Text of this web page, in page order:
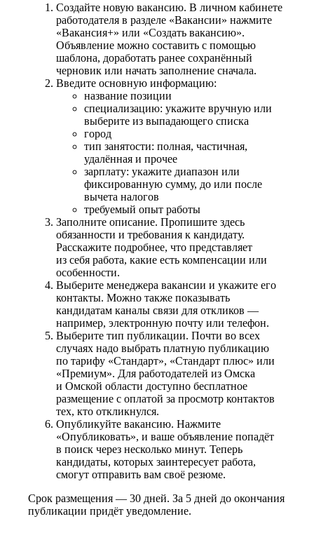
Создайте новую вакансию. В личном кабинете
работодателя в разделе «Вакансии» нажмите
«Вакансия+» или «Создать вакансию».
Объявление можно составить с помощью
шаблона, доработать ранее сохранённый
черновик или начать заполнение сначала.
Введите основную информацию:
название позиции
специализацию: укажите вручную или
выберите из выпадающего списка
город
тип занятости: полная, частичная,
удалённая и прочее
зарплату: укажите диапазон или
фиксированную сумму, до или после
вычета налогов
требуемый опыт работы
Заполните описание. Пропишите здесь
обязанности и требования к кандидату.
Расскажите подробнее, что представляет
из себя работа, какие есть компенсации или
особенности.
Выберите менеджера вакансии и укажите его
контакты. Можно также показывать
кандидатам каналы связи для откликов —
например, электронную почту или телефон.
Выберите тип публикации. Почти во всех
случаях надо выбрать платную публикацию
по тарифу «Стандарт», «Стандарт плюс» или
«Премиум». Для работодателей из Омска
и Омской области доступно бесплатное
размещение с оплатой за просмотр контактов
тех, кто откликнулся.
Опубликуйте вакансию. Нажмите
«Опубликовать», и ваше объявление попадёт
в поиск через несколько минут. Теперь
кандидаты, которых заинтересует работа,
смогут отправить вам своё резюме.
Срок размещения — 30 дней. За 5 дней до окончания
публикации придёт уведомление.